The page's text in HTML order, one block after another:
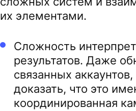
их элементами.
Сложность
результатов. Даже
связанных
доказать, что это
координированная